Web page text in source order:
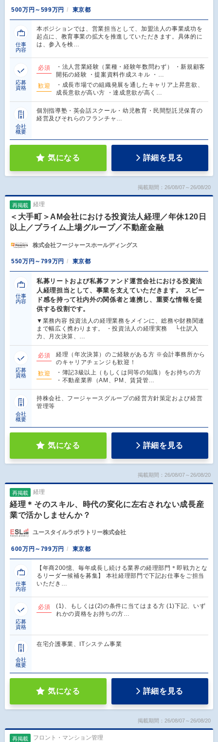
500万円～599万円 東京都
仕事
内容
本ポジションでは、営業担当として、加盟法人の事業成功を
起点に、教育事業の拡大を推進していただきます。具体的に
は、参入を検…
応募
資格
必須
・法人営業経験（業種・経験年数問わず） ・新規顧客
開拓の経験 ・提案資料作成スキル ・…
歓迎
・成長市場での組織発展を通したキャリア上昇意欲、
成長意欲が高い方 ・達成意欲が高く…
会社
概要
個別指導塾・英会話スクール・幼児教育・民間型託児保育の
経営及びそれらのフランチャ…
気になる 詳細を見る
掲載期間：26/08/07～26/08/20
再掲載 経理
＜大手町＞AM会社における投資法人経理／年休120日
以上／プライム上場グループ／不動産金融
株式会社フージャースホールディングス
550万円～799万円 東京都
仕事
内容
私募リートおよび私募ファンド運営会社における投資法
人経理担当として、事業を支えていただきます。 スピー
ド感を持って社内外の関係者と連携し、重要な情報を提
供する役割です。
▼業務内容 投資法人の経理業務をメインに、総務や財務関連
まで幅広く携わります。 ・投資法人の経理実務 └仕訳入
力、月次決算、…
応募
資格
必須
経理（年次決算）のご経験がある方 ※会計事務所から
のキャリアチェンジも歓迎！
歓迎
・簿記3級以上（もしくは同等の知識）をお持ちの方
・不動産業界（AM、PM、賃貸管…
会社
概要
持株会社、フージャースグループの経営方針策定および経営
管理等
気になる 詳細を見る
掲載期間：26/08/07～26/08/20
再掲載 経理
経理＊そのスキル、時代の変化に左右されない成長産
業で活かしませんか？
ユースタイルラボラトリー株式会社
600万円～799万円 東京都
仕事
内容
【年商200憶、毎年成長し続ける業界の経理部門＊即戦力とな
るリーダー候補を募集】 本社経理部門で下記お仕事をご担当
いただき…
応募
資格
必須
(1)、もしくは(2)の条件に当てはまる方 (1)下記、いず
れかの資格をお持ちの方…
会社
概要
在宅介護事業、ITシステム事業
気になる 詳細を見る
掲載期間：26/08/07～26/08/20
再掲載 フロント・マンション管理